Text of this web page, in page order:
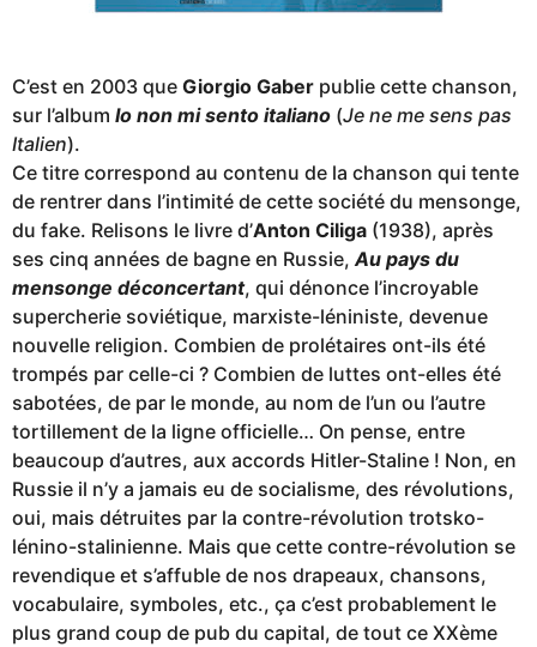
C’est en 2003 que Giorgio Gaber publie cette chanson,
sur l’album Io non mi sento italiano (Je ne me sens pas
Italien).
Ce titre correspond au contenu de la chanson qui tente
de rentrer dans l’intimité de cette société du mensonge,
du fake. Relisons le livre d’Anton Ciliga (1938), après
ses cinq années de bagne en Russie,Au pays du
mensonge déconcertant, qui dénonce l’incroyable
supercherie soviétique, marxiste-léniniste, devenue
nouvelle religion. Combien de prolétaires ont-ils été
trompés par celle-ci ? Combien de luttes ont-elles été
sabotées, de par le monde, au nom de l’un ou l’autre
tortillement de la ligne officielle… On pense, entre
beaucoup d’autres, aux accords Hitler-Staline ! Non, en
Russie il n’y a jamais eu de socialisme, des révolutions,
oui, mais détruites par la contre-révolution trotsko-
lénino-stalinienne. Mais que cette contre-révolution se
revendique et s’affuble de nos drapeaux, chansons,
vocabulaire, symboles, etc., ça c’est probablement le
plus grand coup de pub du capital, de tout ce XXème